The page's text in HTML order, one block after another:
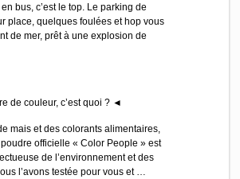
bus, c’est le top. Le parking de
place, quelques foulées et hop vous
de mer, prêt à une explosion de
de couleur, c’est quoi ? ◄
mais et des colorants alimentaires,
poudre officielle « Color People » est
de l’environnement et des
l’avons testée pour vous et …